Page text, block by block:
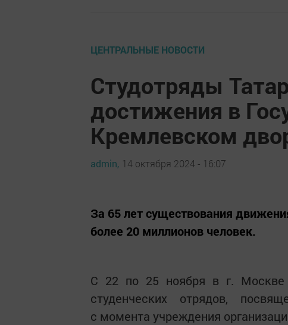
ЦЕНТРАЛЬНЫЕ НОВОСТИ
Студотряды
достижения в
Кремлевском
admin, 14 октября 2024 - 16:07
За 65 лет существования
более 20 миллионов человек.
С 22 по 25 ноября в г. Москве
студенческих отрядов,
с момента учреждения